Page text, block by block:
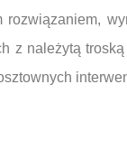
rozwiązaniem,
z należytą